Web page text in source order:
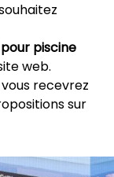
piscine
web.
recevrez
sur